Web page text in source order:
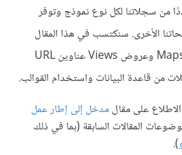
من سجلاتنا لكل نوع نموذج وتوفر
الأخرى. سنكتسب في هذا المقال
خبرةً عمليةً في كتابة روابط Maps وعروض Views عناوين URL
من قاعدة البيانات واستخدام القوالب.
على مقالمدخل إلى إطار عمل
المقالات السابقة (بما في ذلك
).